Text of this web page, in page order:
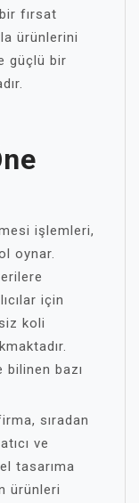
fırsat
ürünlerini
güçlü bir
işlemleri,
oynar.
için
koli
bilinen bazı
sıradan
ve
tasarıma
ürünleri